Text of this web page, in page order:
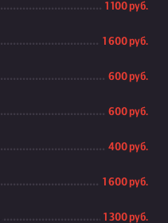
1 100 руб.
1 600 руб.
600 руб.
600 руб.
400 руб.
1 600 руб.
1 300 руб.